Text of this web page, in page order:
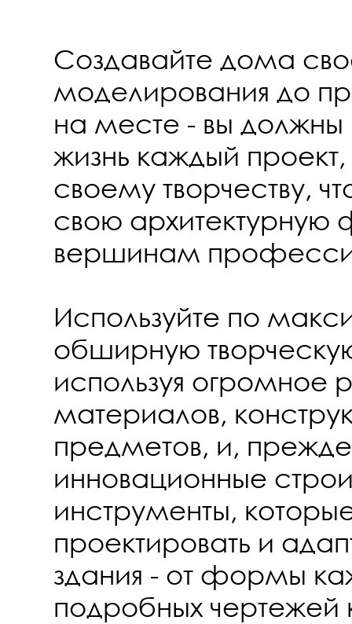
Создавайте дома
моделирования до
на месте - вы должны
жизнь каждый
своему творчеству,
свою архитектурную
вершинам
Используйте по
обширную
используя огромное
материалов,
предметов, и, прежде
инновационные
инструменты,
проектировать и
здания - от формы
подробных